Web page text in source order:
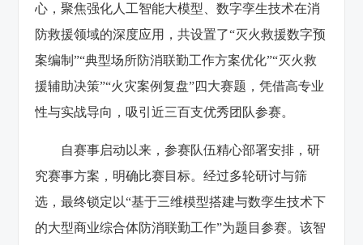
心，聚焦强化人工智能大模型、数字孪生技术在消
防救援领域的深度应用，共设置了“灭火救援数字预
案编制”“典型场所防消联勤工作方案优化”“灭火救
援辅助决策”“火灾案例复盘”四大赛题，凭借高专业
性与实战导向，吸引近三百支优秀团队参赛。
自赛事启动以来，参赛队伍精心部署安排，研
究赛事方案，明确比赛目标。经过多轮研讨与筛
选，最终锁定以“基于三维模型搭建与数孪生技术下
的大型商业综合体防消联勤工作”为题目参赛。该智